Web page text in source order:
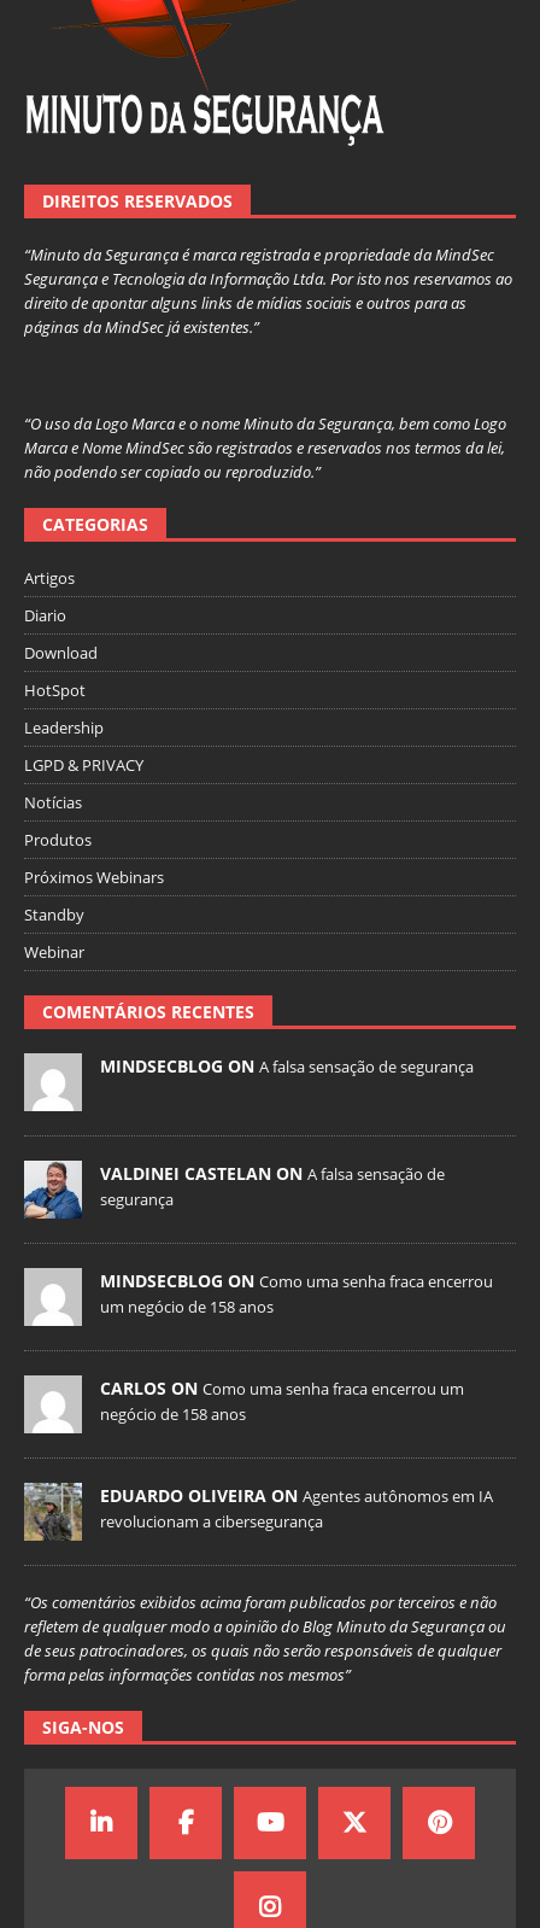
DIREITOS RESERVADOS
“Minuto da Segurança é marca registrada e propriedade da MindSec
Segurança e Tecnologia da Informação Ltda. Por isto nos reservamos ao
direito de apontar alguns links de mídias sociais e outros para as
páginas da MindSec já existentes.”
“O uso da Logo Marca e o nome Minuto da Segurança, bem como Logo
Marca e Nome MindSec são registrados e reservados nos termos da lei,
não podendo ser copiado ou reproduzido.”
CATEGORIAS
Artigos
Diario
Download
HotSpot
Leadership
LGPD & PRIVACY
Notícias
Produtos
Próximos Webinars
Standby
Webinar
COMENTÁRIOS RECENTES
MINDSECBLOG ON A falsa sensação de segurança
VALDINEI CASTELAN ON A falsa sensação de
segurança
MINDSECBLOG ON Como uma senha fraca encerrou
um negócio de 158 anos
CARLOS ON Como uma senha fraca encerrou um
negócio de 158 anos
EDUARDO OLIVEIRA ON Agentes autônomos em IA
revolucionam a cibersegurança
“Os comentários exibidos acima foram publicados por terceiros e não
refletem de qualquer modo a opinião do Blog Minuto da Segurança ou
de seus patrocinadores, os quais não serão responsáveis de qualquer
forma pelas informações contidas nos mesmos”
SIGA-NOS